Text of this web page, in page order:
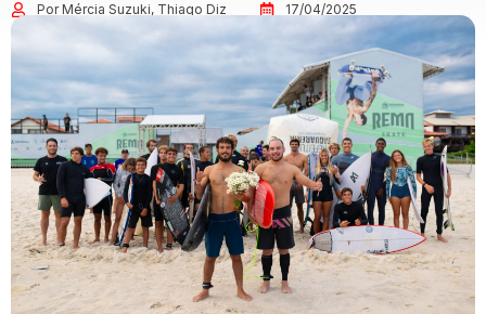
Por Mércia Suzuki, Thiago Diz 17/04/2025